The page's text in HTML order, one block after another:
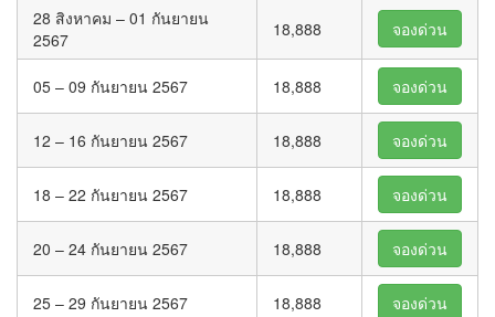
28 สิงหาคม – 01 กันยายน
2567
18,888 จองด่วน
05 – 09 กันยายน 2567 18,888 จองด่วน
12 – 16 กันยายน 2567 18,888 จองด่วน
18 – 22 กันยายน 2567 18,888 จองด่วน
20 – 24 กันยายน 2567 18,888 จองด่วน
25 – 29 กันยายน 2567 18,888 จองด่วน